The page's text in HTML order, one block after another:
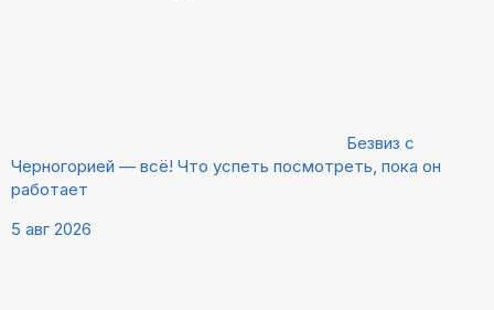
Безвиз с
Черногорией — всё! Что успеть посмотреть, пока он
работает
5 авг 2026